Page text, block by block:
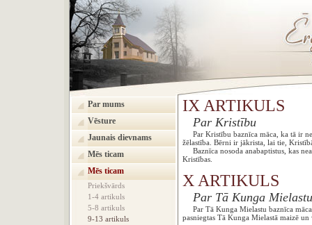
Par mums
Vēsture
Jaunais dievnams
Mēs ticam
Mēs ticam
Priekšvārds
1-4 artikuls
5-8 artikuls
9-13 artikuls
IX ARTIKULS
Par Kristību
Par Kristību baznīca māca, ka tā ir
žēlastība. Bērni ir jākrista, lai tie,
Baznīca nosoda anabaptistus, kas
Kristības.
X ARTIKULS
Par Tā Kunga Mielastu
Par Tā Kunga Mielastu baznīca
pasniegtas Tā Kunga Mielastā maizē